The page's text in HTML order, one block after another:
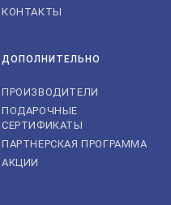
КОНТАКТЫ
ДОПОЛНИТЕЛЬНО
ПРОИЗВОДИТЕЛИ
ПОДАРОЧНЫЕ
СЕРТИФИКАТЫ
ПАРТНЕРСКАЯ ПРОГРАММА
АКЦИИ